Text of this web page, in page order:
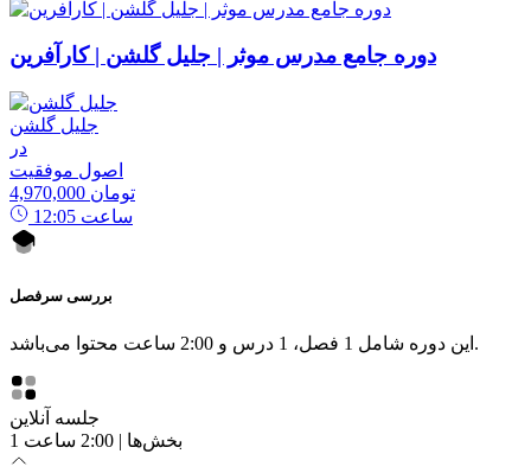
دوره جامع مدرس موثر | جلیل گلشن | کارآفرین
جلیل گلشن
در
اصول موفقیت
4,970,000 تومان
12:05 ساعت
بررسی سرفصل
این دوره شامل 1 فصل، 1 درس و 2:00 ساعت محتوا می‌باشد.
جلسه آنلاین
1 بخش‌ها | 2:00 ساعت